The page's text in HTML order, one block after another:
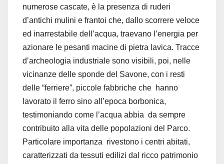
numerose cascate, è la presenza di ruderi
d’antichi mulini e frantoi che, dallo scorrere veloce
ed inarrestabile dell’acqua, traevano l’energia per
azionare le pesanti macine di pietra lavica. Tracce
d’archeologia industriale sono visibili, poi, nelle
vicinanze delle sponde del Savone, con i resti
delle “ferriere”, piccole fabbriche che hanno
lavorato il ferro sino all’epoca borbonica,
testimoniando come l’acqua abbia da sempre
contribuito alla vita delle popolazioni del Parco.
Particolare importanza rivestono i centri abitati,
caratterizzati da tessuti edilizi dal ricco patrimonio